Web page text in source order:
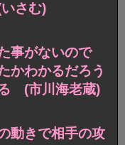
さむ)
事がないので
かわかるだろう
(市川海老蔵)
動きで相手の攻